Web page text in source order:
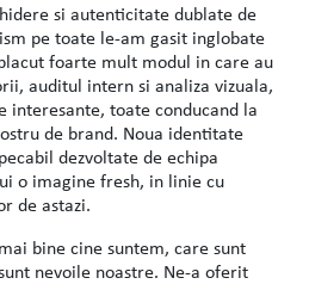
si autenticitate dublate de
pe toate le-am gasit inglobate
foarte mult modul in care au
auditul intern si analiza vizuala,
interesante, toate conducand la
de brand. Noua identitate
dezvoltate de echipa
o imagine fresh, in linie cu
de astazi.
bine cine suntem, care sunt
nevoile noastre. Ne-a oferit